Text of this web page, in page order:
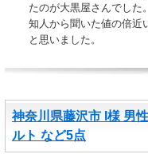
たのが大黒屋さんでした。
知人から聞いた値の倍近
と思いました。
神奈川県藤沢市 I様 男
ルト など5点